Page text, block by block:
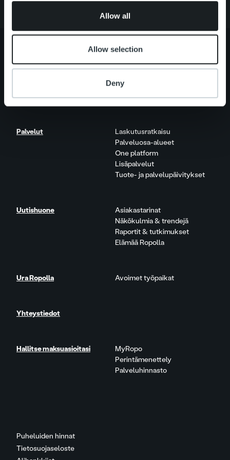
Allow all
Allow selection
Deny
Puheluiden hinnat
Tietosuojaseloste
Ihmiset ja kulttuurimme
Vastuullisuus
Palvelut
Laskutusratkaisu
Palveluosa-alueet
One platform
Lisäpalvelut
Tuote- ja palvelupäivitykset
Uutishuone
Asiakastarinat
Näkökulmia & trendejä
Raportit & tutkimukset
Elämää Ropolla
Ura Ropolla Avoimet työpaikat
Yhteystiedot
Hallitse maksuasioitasi
MyRopo
Perintämenettely
Palveluhinnasto